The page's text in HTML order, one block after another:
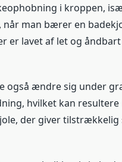
i kroppen,
man bærer en
er lavet af let og
også ændre sig under
hvilket kan resultere
der giver